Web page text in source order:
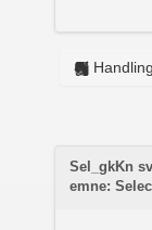
Handling
Sel_gkKn
emne: